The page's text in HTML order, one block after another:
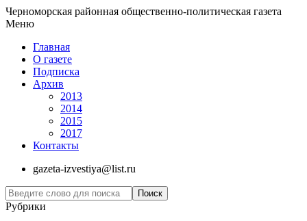
Черноморская районная общественно-политическая газета
Меню
Главная
О газете
Подписка
Архив
2013
2014
2015
2017
Контакты
gazeta-izvestiya@list.ru
Рубрики